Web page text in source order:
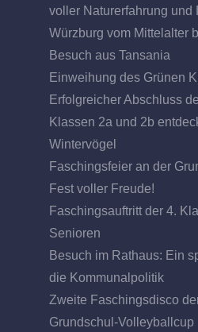
voller Naturerfahrung und
Würzburg vom Mittelalter
Besuch aus Tansania
Einweihung des Grünen
Erfolgreicher Abschluss
Klassen 2a und 2b
Wintervögel
Faschingsfeier an der
Fest voller Freude!
Faschingsauftritt der 4.
Senioren
Besuch im Rathaus: Ein
die Kommunalpolitik
Zweite Faschingsdisco
Grundschul-Volleyballcup